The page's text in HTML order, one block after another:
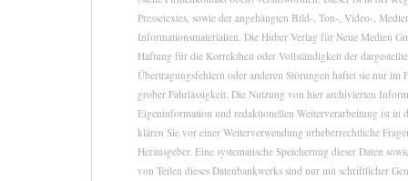
Pressetextes, sowie der angehängten Bild-, Ton-, Video-,
Informationsmaterialien. Die Huber Verlag für Neue Medien
Haftung für die Korrektheit oder Vollständigkeit der
Übertragungsfehlern oder anderen Störungen haftet sie nur im
grober Fahrlässigkeit. Die Nutzung von hier archivierten
Eigeninformation und redaktionellen Weiterverarbeitung ist in
klären Sie vor einer Weiterverwendung urheberrechtliche
Herausgeber. Eine systematische Speicherung dieser Daten
von Teilen dieses Datenbankwerks sind nur mit schriftlicher